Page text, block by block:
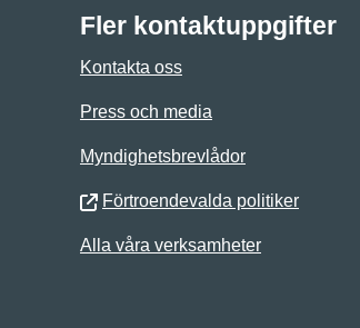
Fler kontaktuppgifter
Kontakta oss
Press och media
Myndighetsbrevlådor
Förtroendevalda politiker
Alla våra verksamheter